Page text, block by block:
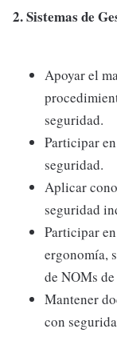
2. Sistemas de
Apoyar el
seguridad.
Participar
seguridad.
Aplicar
seguridad
Participar
ergonomía,
de NOMs
Mantener
con